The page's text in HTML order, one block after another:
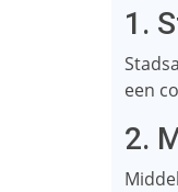
1.
een
2.